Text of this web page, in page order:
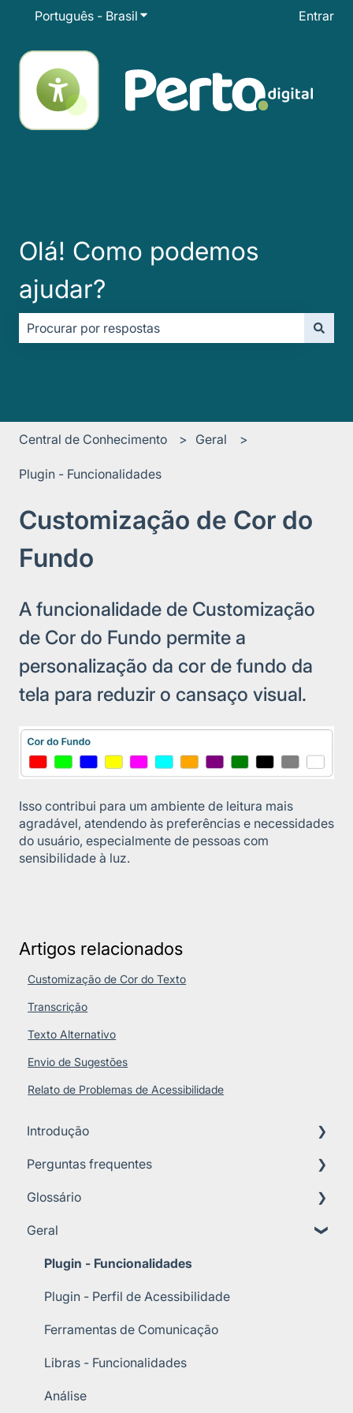
Português - Brasil Mostrar submenu para traduções
Entrar
Olá! Como podemos
ajudar?
Central de Conhecimento Geral
Plugin - Funcionalidades
Customização de Cor do
Fundo
A funcionalidade de Customização
de Cor do Fundo permite a
personalização da cor de fundo da
tela para reduzir o cansaço visual.
Isso contribui para um ambiente de leitura mais
agradável, atendendo às preferências e necessidades
do usuário, especialmente de pessoas com
sensibilidade à luz.
Artigos relacionados
Customização de Cor do Texto
Transcrição
Texto Alternativo
Envio de Sugestões
Relato de Problemas de Acessibilidade
Introdução
Sobre a Perto
Importância da Acessibilidade
Guia de Início
Perguntas frequentes
Requisitos Técnicos
Planos e Preços
Suporte e Atendimento
Implementação
Glossário
A
B
C
D
I
J
Geral
Plugin - Funcionalidades
Plugin - Perfil de Acessibilidade
Ferramentas de Comunicação
Libras - Funcionalidades
Análise